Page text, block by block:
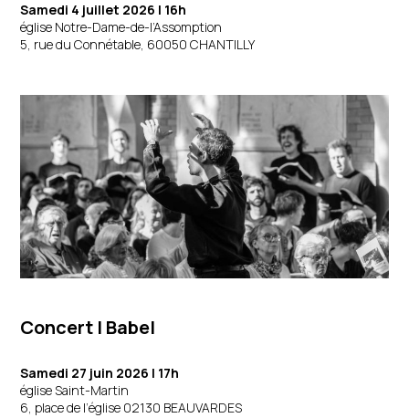
Samedi 4 juillet 2026 | 16h
église Notre-Dame-de-l’Assomption
5, rue du Connétable, 60050 CHANTILLY
Concert | Babel
Samedi 27 juin 2026 | 17h
église Saint-Martin
6, place de l’église 02130 BEAUVARDES